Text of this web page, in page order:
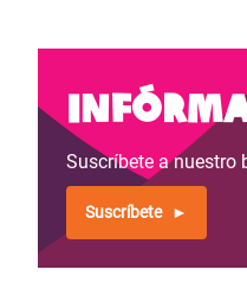
Suscríbete a nuestro
Suscríbete